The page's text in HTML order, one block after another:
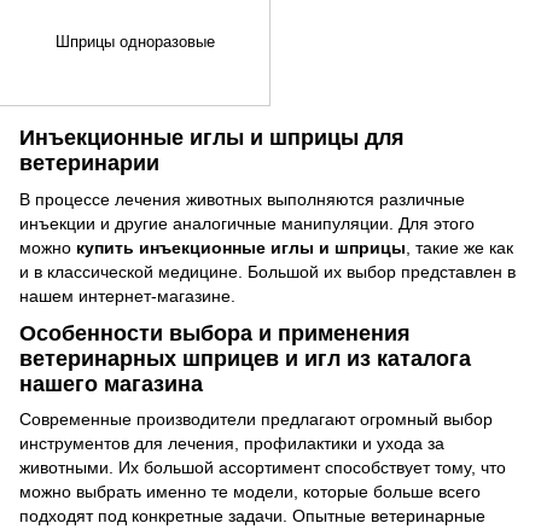
Инъекционные иглы и шприцы для
ветеринарии
В процессе лечения животных выполняются различные
инъекции и другие аналогичные манипуляции. Для этого
можно купить инъекционные иглы и шприцы , такие же как
и в классической медицине. Большой их выбор представлен в
нашем интернет-магазине.
Особенности выбора и применения
ветеринарных шприцев и игл из каталога
нашего магазина
Современные производители предлагают огромный выбор
инструментов для лечения, профилактики и ухода за
животными. Их большой ассортимент способствует тому, что
можно выбрать именно те модели, которые больше всего
подходят под конкретные задачи. Опытные ветеринарные
Шприцы одноразовые